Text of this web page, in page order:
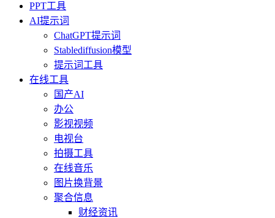
PPT工具
AI提示词
ChatGPT提示词
Stablediffusion模型
提示词工具
在线工具
国产AI
办公
影视视频
电视台
拍摄工具
在线音乐
图片换背景
聚合信息
财经资讯